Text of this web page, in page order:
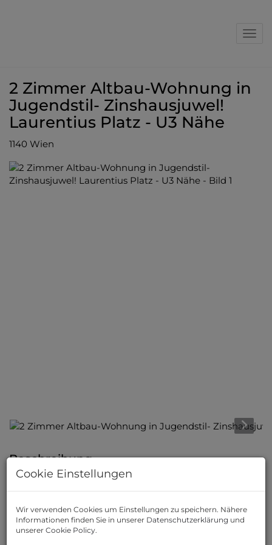
2 Zimmer Altbau-Wohnung in
Jugendstil- Zinshausjuwel!
Laurentius Platz - U3 Nähe
1140 Wien
Beschreibung
Wagner-Schüler)
Willkommen in einem prachtvollen Altbau in einer
Cookie Einstellungen
Wir verwenden Cookies um Einstellungen zu speichern. Nähere
Informationen finden Sie in unserer Datenschutzerklärung und
unserer Cookie Policy.